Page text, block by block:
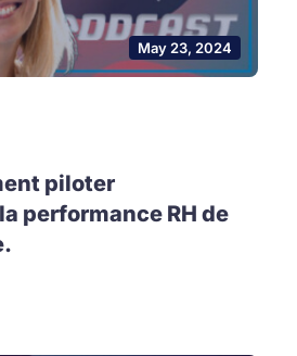
May 23, 2024
piloter
performance RH de